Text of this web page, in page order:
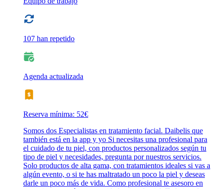
107 han repetido
Agenda actualizada
Reserva mínima: 52€
Somos dos Especialistas en tratamiento facial. Daibelis que
también está en la app y yo Si necesitas una profesional para
el cuidado de tu piel, con productos personalizados según tu
tipo de piel y necesidades, pregunta por nuestros servicios.
Solo productos de alta gama, con tratamientos ideales si vas a
algún evento, o si te has maltratado un poco la piel y deseas
darle un poco más de vida. Como profesional te asesoro en